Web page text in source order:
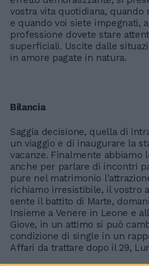
vostra vita quotidiana, quando
e quando voi siete impegnati,
professione dovete stare
superficiali. Uscite dalle
in amore pagate in natura.
Bilancia
Saggia decisione, quella di
un viaggio e di inaugurare la
vacanze. Finalmente abbiamo
anche per parlare di incontri
pure nel matrimonio
richiamo irresistibile, il vostro
sente il battito di Marte,
Insieme a Venere in Leone e
Giove, in un attimo si può
condizione di single in un
Affari da trattare dopo il 29,